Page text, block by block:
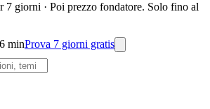
7 giorni · Poi prezzo fondatore. Solo fino al
minProva 7 giorni gratis